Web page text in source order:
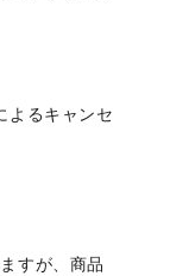
よるキャンセ
すが、商品